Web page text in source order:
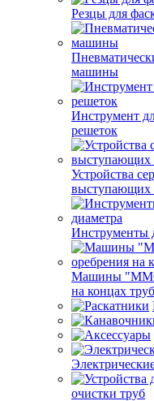
Резцы для
машины
Инструмент
решеток
Устройства
выступающих
Инструменты
Машины "ММО-
на концах труб
очистки труб